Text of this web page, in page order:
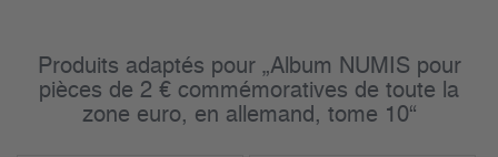
Produits adaptés pour „Album NUMIS pour
pièces de 2 € commémoratives de toute la
zone euro, en allemand, tome 10“